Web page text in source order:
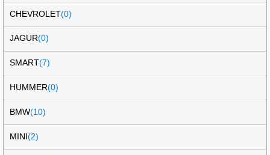
CHEVROLET(0)
JAGUR(0)
SMART(7)
HUMMER(0)
BMW(10)
MINI(2)